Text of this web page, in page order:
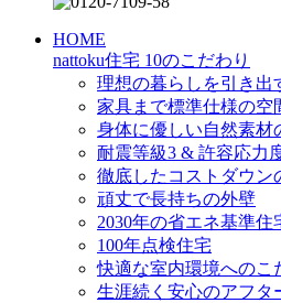
HOME
nattoku住宅 10のこだわり
理想の暮らしを引き出
家具まで標準仕様の空
身体に優しい自然素材
耐震等級3 & 許容応力
徹底したコストダウン
頑丈で長持ちの外壁
2030年の省エネ基準住
100年点検住宅
快適な室内環境へのこ
生涯続く安心のアフタ